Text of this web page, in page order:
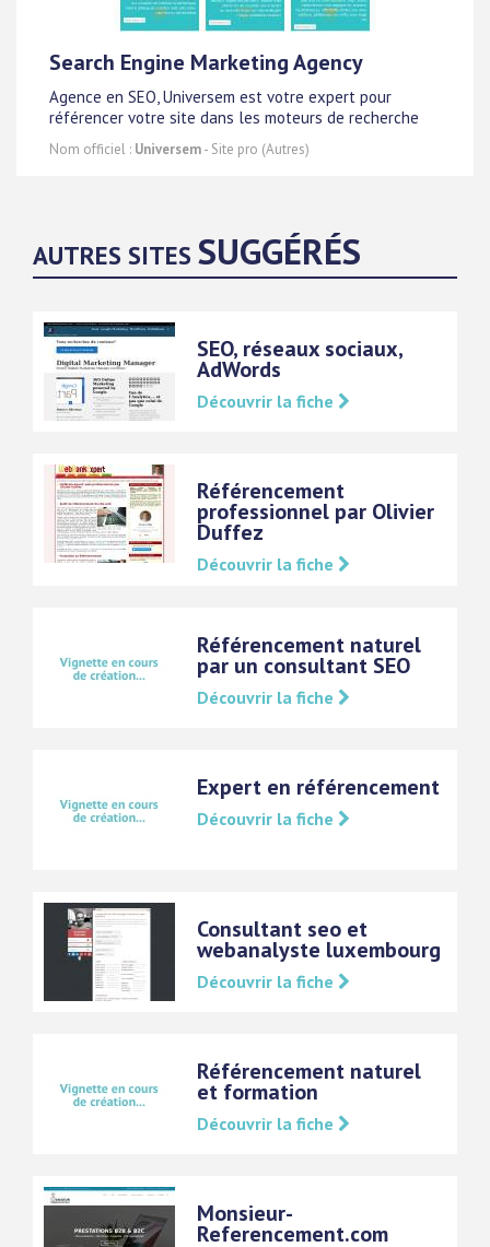
Search Engine Marketing Agency
Agence en SEO, Universem est votre expert pour
référencer votre site dans les moteurs de recherche
Nom officiel : Universem- Site pro (Autres)
AUTRES SITES SUGGÉRÉS
SEO, réseaux sociaux,
AdWords
Découvrir la fiche
Référencement
professionnel par Olivier
Duffez
Découvrir la fiche
Référencement naturel
par un consultant SEO
Découvrir la fiche
Expert en référencement
Découvrir la fiche
Consultant seo et
webanalyste luxembourg
Découvrir la fiche
Référencement naturel
et formation
Découvrir la fiche
Monsieur-
Referencement.com